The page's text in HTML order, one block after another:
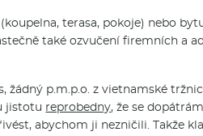
terasa, pokoje) nebo
také ozvučení firemních a
p.m.p.o. z vietnamské
jistotu reprobedny, že se
abychom ji nezničili. Takže